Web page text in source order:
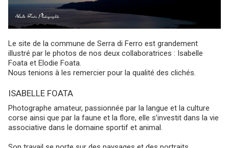
Le site de la commune de Serra di Ferro est grandement
illustré par le photos de nos deux collaboratrices : Isabelle
Foata et Elodie Foata.
Nous tenions à les remercier pour la qualité des clichés.
ISABELLE FOATA
Photographe amateur, passionnée par la langue et la culture
corse ainsi que par la faune et la flore, elle s’investit dans la vie
associative dans le domaine sportif et animal.